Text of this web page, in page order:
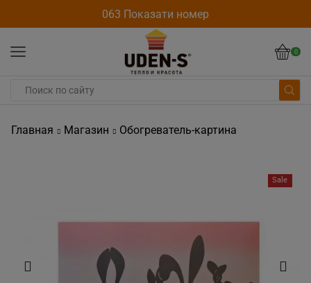
063 Показати номер
0
Главная Магазин Обогреватель-картина
Sale